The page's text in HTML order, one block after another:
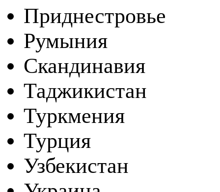
Приднестровье
Румыния
Скандинавия
Таджикистан
Туркмения
Турция
Узбекистан